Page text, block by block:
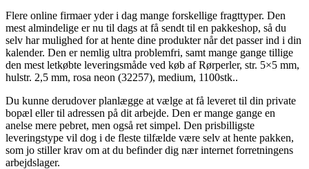
Flere online firmaer yder i dag mange forskellige fragttyper. Den
mest almindelige er nu til dags at få sendt til en pakkeshop, så du
selv har mulighed for at hente dine produkter når det passer ind i din
kalender. Den er nemlig ultra problemfri, samt mange gange tillige
den mest letkøbte leveringsmåde ved køb af Rørperler, str. 5×5 mm,
hulstr. 2,5 mm, rosa neon (32257), medium, 1100stk..
Du kunne derudover planlægge at vælge at få leveret til din private
bopæl eller til adressen på dit arbejde. Den er mange gange en
anelse mere pebret, men også ret simpel. Den prisbilligste
leveringstype vil dog i de fleste tilfælde være selv at hente pakken,
som jo stiller krav om at du befinder dig nær internet forretningens
arbejdslager.